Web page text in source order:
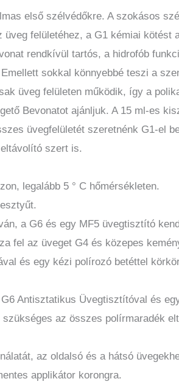
első szélvédőkre. A szokásos
felületéhez, a G1 kémiai kötést
rendkívül tartós, a hidrofób
sokkal könnyebbé teszi a
üveg felületen működik, így a
Bevonatot ajánljuk. A 15 ml-es
üvegfelületét szeretnénk G1-el
szert is.
legalább 5 ° C hőmérsékleten.
a G6 és egy MF5 üvegtisztító
fel az üveget G4 és közepes
és egy kézi polírozó betéttel
Antisztatikus Üvegtisztítóval és
az összes polírmaradék
az oldalsó és a hátsó
applikátor korongra.